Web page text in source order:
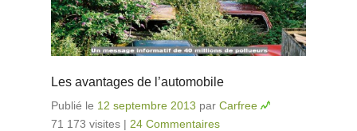
Les avantages de l’automobile
Publié le 12 septembre 2013 par Carfree
71 173 visites | 24 Commentaires